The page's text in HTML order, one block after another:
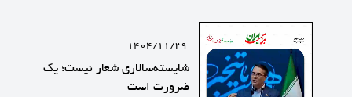
1404/11/29
شایسته‌سالاری شعار نیست؛ یک
ضرورت است